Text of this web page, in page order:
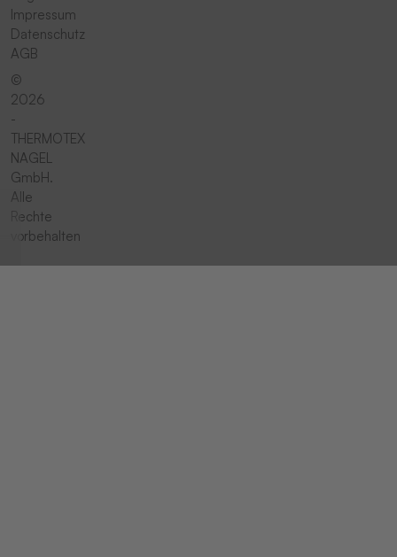
Impressum
Datenschutz
AGB
©
2026
-
THERMOTEX
NAGEL
GmbH.
Alle
Rechte
vorbehalten